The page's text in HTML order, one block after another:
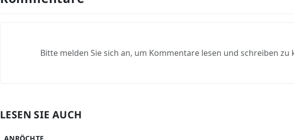
Bitte melden Sie sich an, um Kommentare lesen und schreiben zu
LESEN SIE AUCH